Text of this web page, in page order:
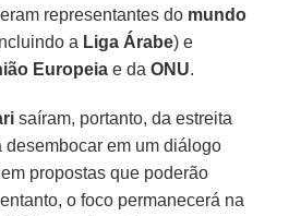
representantes do mundo
a Liga Árabe) e
Europeia e daONU.
saíram, portanto, da estreita
em um diálogo
propostas que poderão
o foco permanecerá na